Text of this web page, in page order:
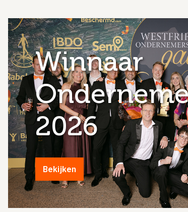
Winnaar
2026
Bekijken